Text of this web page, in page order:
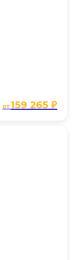
от159 265 ₽